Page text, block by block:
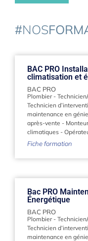
#NOS
BAC PRO
climatisation et
BAC PRO
Plombier-
Technicien
maintenance en
après-vente -
climatiques -
Fiche formation
Bac PRO
Énergétique
BAC PRO
Plombier-
Technicien
maintenance en